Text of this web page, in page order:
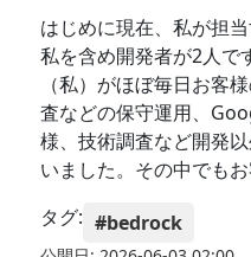
はじめに現在、私が担
私を含め開発者が2人で
（私）がほぼ毎日お客
査などの保守運用、
様、技術調査など開発
いました。その中でも
タグ: #bedrock